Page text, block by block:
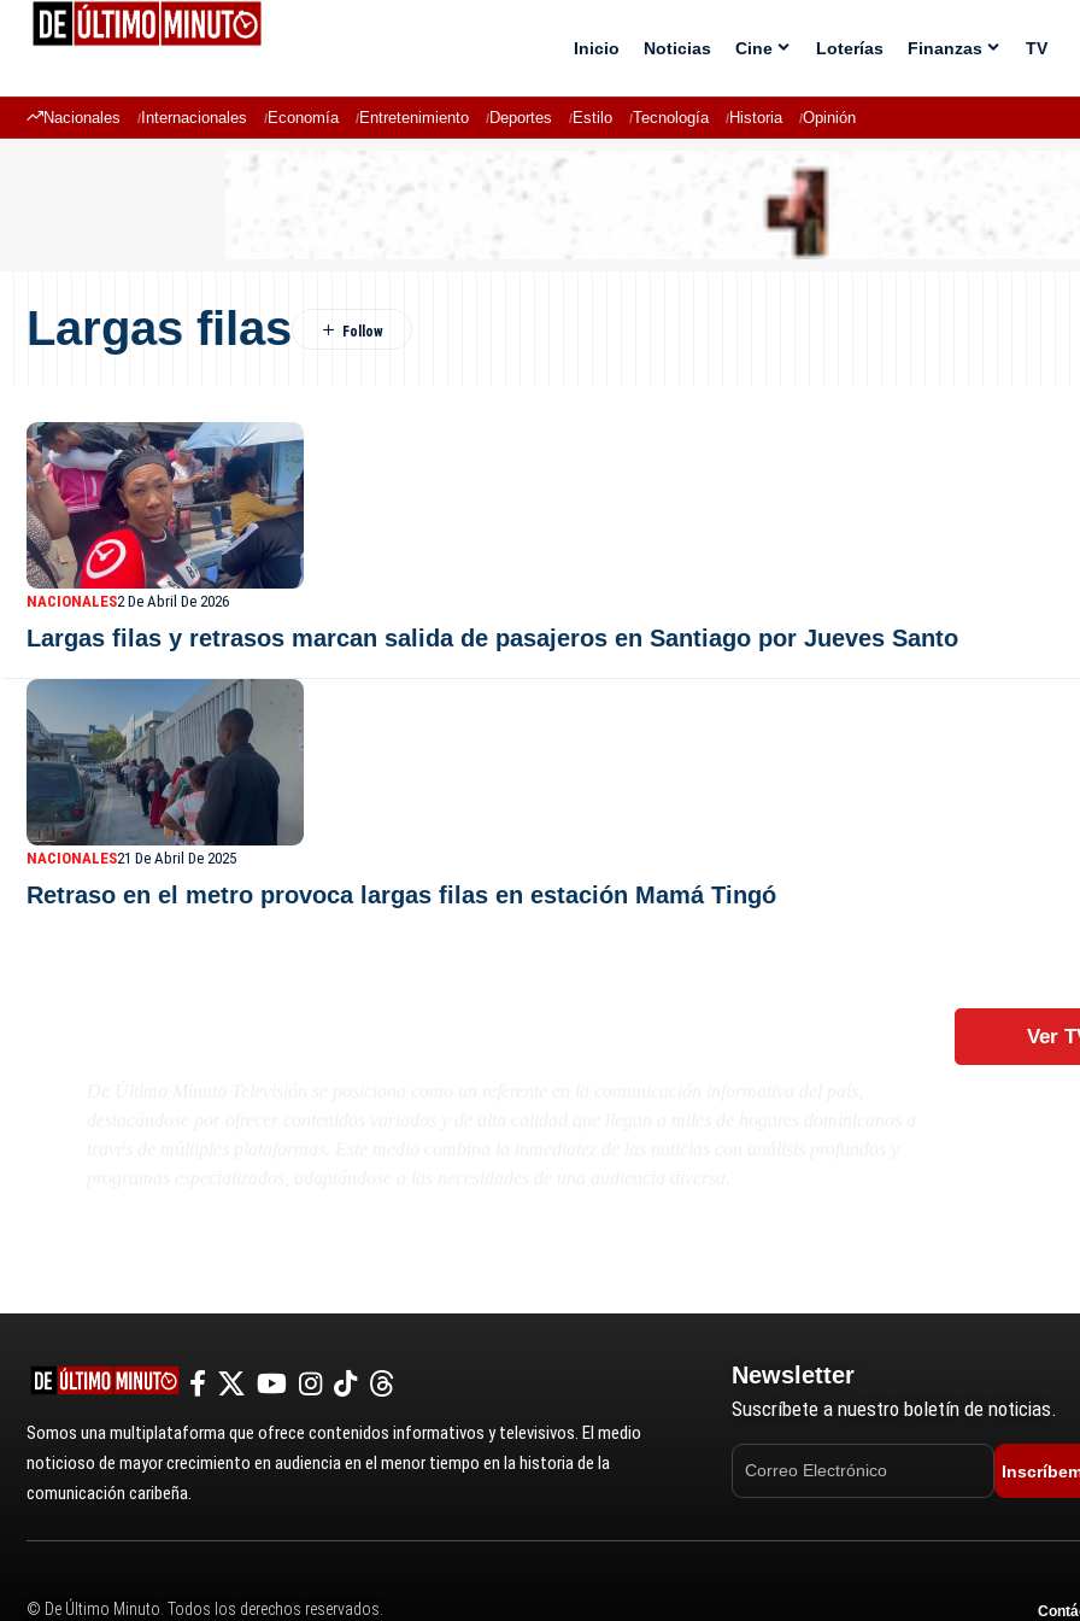
Inicio Noticias Cine Loterías Finanzas TV
Nacionales Internacionales Economía Entretenimiento Deportes Estilo Tecnología Historia Opinión
Largas filas
NACIONALES2 De Abril De 2026
Largas filas y retrasos marcan salida de pasajeros en Santiago por Jueves Santo
NACIONALES21 De Abril De 2025
Retraso en el metro provoca largas filas en estación Mamá Tingó
Ver
Somos una multiplataforma que ofrece contenidos informativos y televisivos. El medio
noticioso de mayor crecimiento en audiencia en el menor tiempo en la historia de la
comunicación caribeña.
Newsletter
Suscríbete a nuestro boletín de noticias.
© De Último Minuto. Todos los derechos reservados.